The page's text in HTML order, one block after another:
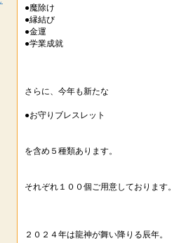
●魔除け
●縁結び
●金運
●学業成就
さらに、今年も新たな
●お守りブレスレット
を含め５種類あります。
それぞれ１００個ご用意しております。
２０２４年は龍神が舞い降りる辰年。